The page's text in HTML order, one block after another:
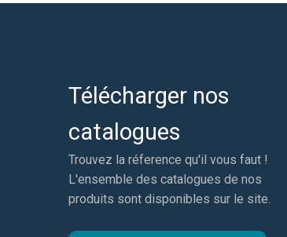
Télécharger nos
catalogues
Trouvez la réference qu'il vous faut !
L'ensemble des catalogues de nos
produits sont disponibles sur le site.